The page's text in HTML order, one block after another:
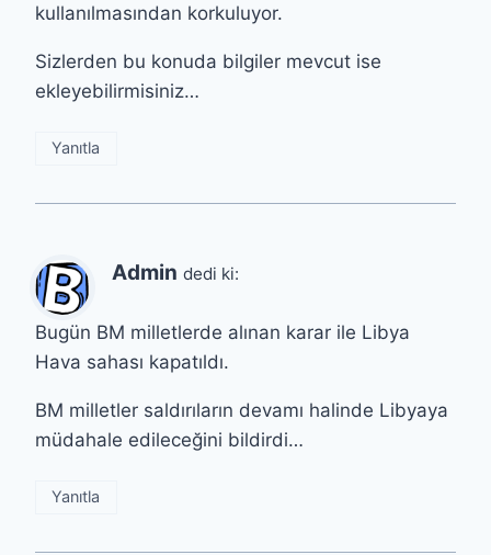
kullanılmasından korkuluyor.
Sizlerden bu konuda bilgiler mevcut ise
ekleyebilirmisiniz…
Yanıtla
Admin dedi ki:
Bugün BM milletlerde alınan karar ile Libya
Hava sahası kapatıldı.
BM milletler saldırıların devamı halinde Libyaya
müdahale edileceğini bildirdi…
Yanıtla